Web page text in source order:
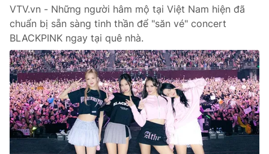
Hậu trường
Nhân vật
Khán giả
Giải sao mai
Giải trí
Điện ảnh
Âm nhạc
Sao
Đời sống
Du lịch
Làm đẹp
Chất lượng cuộc sống
Giáo dục
Tuyển sinh
Học trực tuyến
Công nghệ
Hitech Công nghệ tương lai
Giao lưu trực tuyến
VTV.vn - Những người hâm mộ tại Việt Nam hiện đã
chuẩn bị sẵn sàng tinh thần để "săn vé" concert
BLACKPINK ngay tại quê nhà.